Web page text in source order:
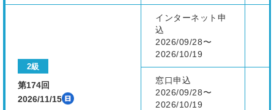
2級
第174回
2026/11/15
インターネット申
込
2026/09/28〜
2026/10/19
窓口申込
2026/09/28〜
2026/10/19